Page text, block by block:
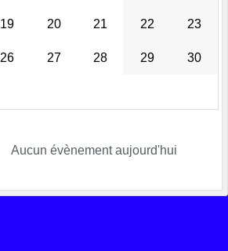
19 20 21 22 23
26 27 28 29 30
Aucun évènement aujourd'hui